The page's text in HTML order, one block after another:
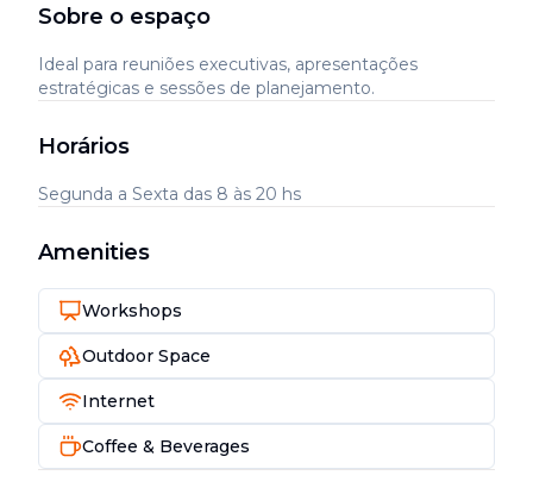
Sobre o espaço
Ideal para reuniões executivas, apresentações
estratégicas e sessões de planejamento.
Horários
Segunda a Sexta das 8 às 20 hs
Amenities
Workshops
Outdoor Space
Internet
Coffee & Beverages